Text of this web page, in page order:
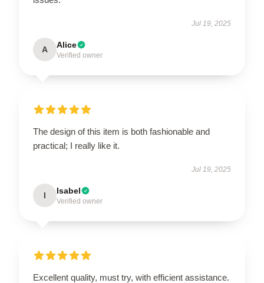
Jul 19, 2025
A Alice
Verified owner
The design of this item is both fashionable and
practical; I really like it.
Jul 19, 2025
I Isabel
Verified owner
Excellent quality, must try, with efficient assistance.